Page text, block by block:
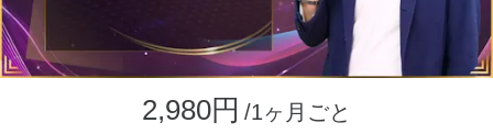
2,980円 /1ヶ月ごと